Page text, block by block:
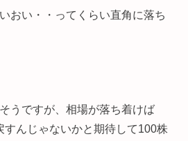
おい・・ってくらい直角に落ち
うですが、相場が落ち着けば
すんじゃないかと期待して100株